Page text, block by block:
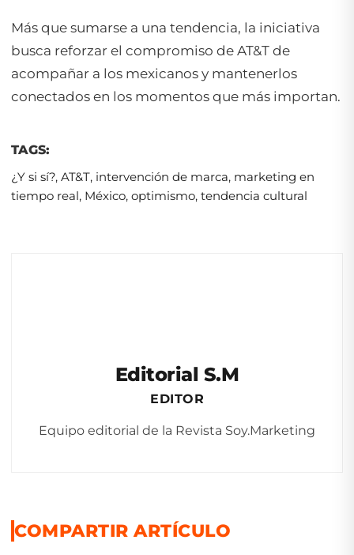
Más que sumarse a una tendencia, la iniciativa
busca reforzar el compromiso de AT&T de
acompañar a los mexicanos y mantenerlos
conectados en los momentos que más importan.
TAGS:
¿Y si sí?, AT&T, intervención de marca, marketing en
tiempo real, México, optimismo, tendencia cultural
Editorial S.M
EDITOR
Equipo editorial de la Revista Soy.Marketing
COMPARTIR ARTÍCULO